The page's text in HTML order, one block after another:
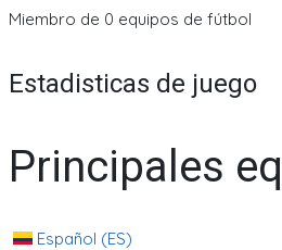
Miembro de 0 equipos de fútbol
Estadisticas de juego
Principales
Español (ES)